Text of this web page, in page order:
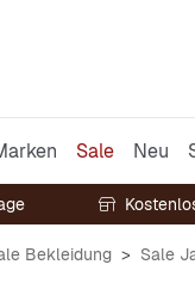
Sale Neu
Bekleidung Sale